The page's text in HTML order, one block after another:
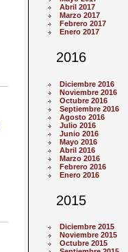
Abril 2017
Marzo 2017
Febrero 2017
Enero 2017
2016
Diciembre 2016
Noviembre 2016
Octubre 2016
Septiembre 2016
Agosto 2016
Julio 2016
Junio 2016
Mayo 2016
Abril 2016
Marzo 2016
Febrero 2016
Enero 2016
2015
Diciembre 2015
Noviembre 2015
Octubre 2015